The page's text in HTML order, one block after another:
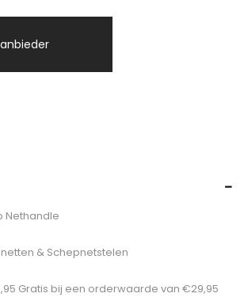
Nethandle
& Schepnetstelen
Gratis bij een orderwaarde van €29,95